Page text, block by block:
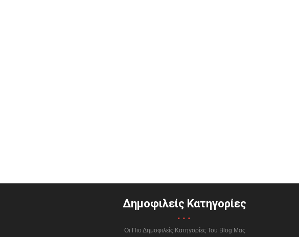
Δημοφιλείς Κατηγορίες
...
Οι Πιο Δημοφιλείς Κατηγορίες Του Blog Μας